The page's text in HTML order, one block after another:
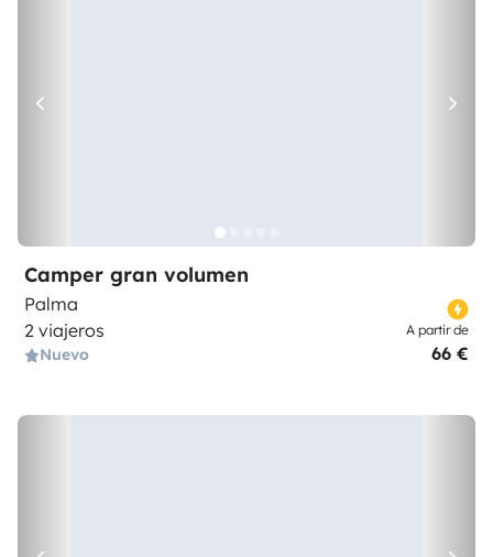
Camper gran volumen
Palma
2 viajeros
Nuevo
A partir de
66 €